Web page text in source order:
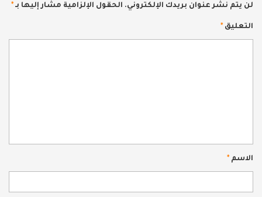
لن يتم نشر عنوان بريدك الإلكتروني. الحقول الإلزامية مشار إليها بـ *
التعليق *
الاسم *